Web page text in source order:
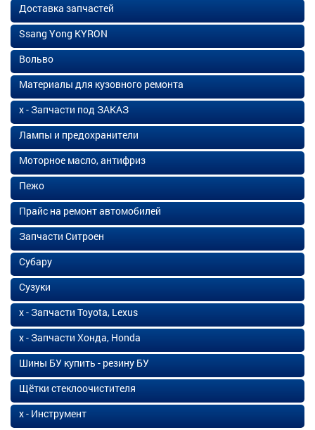
Доставка запчастей
Ssang Yong KYRON
Вольво
Материалы для кузовного ремонта
х - Запчасти под ЗАКАЗ
Лампы и предохранители
Моторное масло, антифриз
Пежо
Прайс на ремонт автомобилей
Запчасти Ситроен
Субару
Сузуки
х - Запчасти Toyota, Lexus
х - Запчасти Хонда, Honda
Шины БУ купить - резину БУ
Щётки стеклоочистителя
х - Инструмент